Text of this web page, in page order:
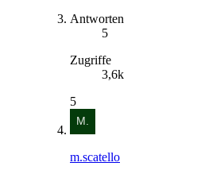
Antworten
5
Zugriffe
3,6k
5
m.scatello